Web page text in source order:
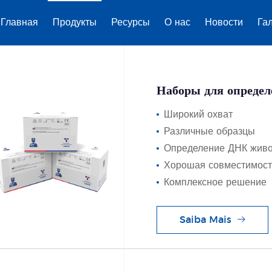
Главная Продукты Ресурсы О нас Новости
видов животных Набор, для животных
Наборы для
Широкий охват
Различные образцы
Определение ДНК
Хорошая
Комплексное решение
Saiba Mais